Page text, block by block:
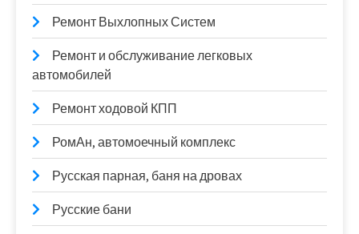
Ремонт Выхлопных Систем
Ремонт и обслуживание легковых
автомобилей
Ремонт ходовой КПП
РомАн, автомоечный комплекс
Русская парная, баня на дровах
Русские бани